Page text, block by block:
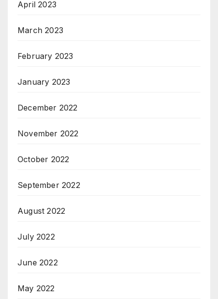
April 2023
March 2023
February 2023
January 2023
December 2022
November 2022
October 2022
September 2022
August 2022
July 2022
June 2022
May 2022